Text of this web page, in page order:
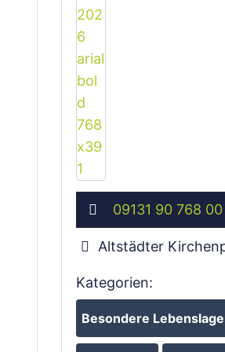
09131 90 768 00
Altstädter
Kategorien:
Besondere